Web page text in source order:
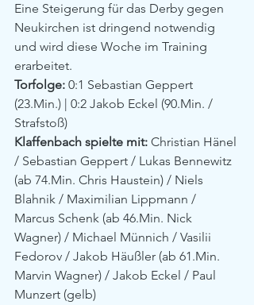
Eine Steigerung für das Derby gegen
Neukirchen ist dringend notwendig
und wird diese Woche im Training
erarbeitet.
Torfolge: 0:1 Sebastian Geppert
(23.Min.) | 0:2 Jakob Eckel (90.Min. /
Strafstoß)
Klaffenbach spielte mit: Christian Hänel
/ Sebastian Geppert / Lukas Bennewitz
(ab 74.Min. Chris Haustein) / Niels
Blahnik / Maximilian Lippmann /
Marcus Schenk (ab 46.Min. Nick
Wagner) / Michael Münnich / Vasilii
Fedorov / Jakob Häußler (ab 61.Min.
Marvin Wagner) / Jakob Eckel / Paul
Munzert (gelb)